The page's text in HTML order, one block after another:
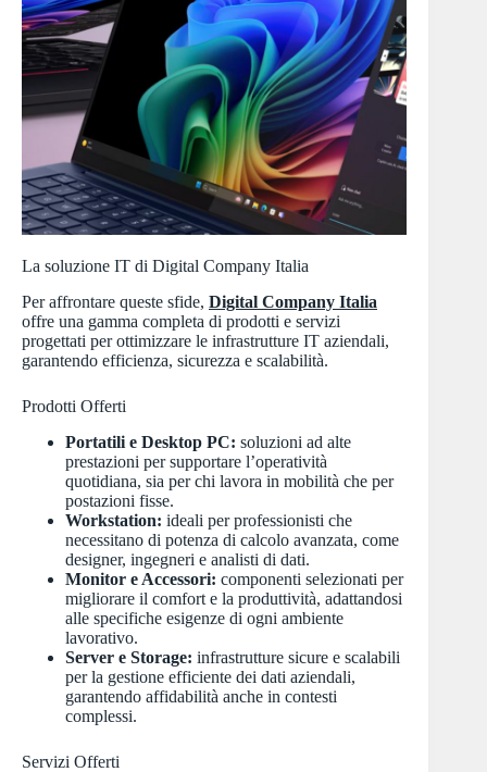
La soluzione IT di Digital Company Italia
Per affrontare queste sfide, Digital Company Italia
offre una gamma completa di prodotti e servizi
progettati per ottimizzare le infrastrutture IT aziendali,
garantendo efficienza, sicurezza e scalabilità.
Prodotti Offerti
Portatili e Desktop PC: soluzioni ad alte
prestazioni per supportare l’operatività
quotidiana, sia per chi lavora in mobilità che per
postazioni fisse.
Workstation: ideali per professionisti che
necessitano di potenza di calcolo avanzata, come
designer, ingegneri e analisti di dati.
Monitor e Accessori: componenti selezionati per
migliorare il comfort e la produttività, adattandosi
alle specifiche esigenze di ogni ambiente
lavorativo.
Server e Storage: infrastrutture sicure e scalabili
per la gestione efficiente dei dati aziendali,
garantendo affidabilità anche in contesti
complessi.
Servizi Offerti